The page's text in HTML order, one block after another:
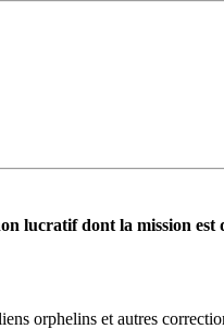
lucratif dont la mission
orphelins et autres